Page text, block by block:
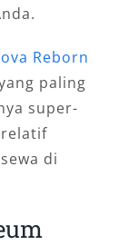
Reborn
paling
super-
relatif
di